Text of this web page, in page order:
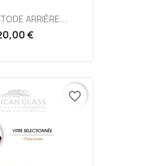
ARRIÈRE...
€
favorite_border